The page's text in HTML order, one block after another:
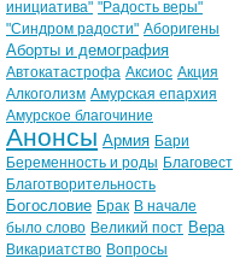
инициатива" "Радость веры"
"Синдром радости" Аборигены
Аборты и демография
Автокатастрофа Аксиос Акция
Алкоголизм Амурская епархия
Амурское благочиние
Анонсы Армия Бари
Беременность и роды Благовест
Благотворительность
Богословие Брак В начале
было слово Великий пост Вера
Викариатство Вопросы